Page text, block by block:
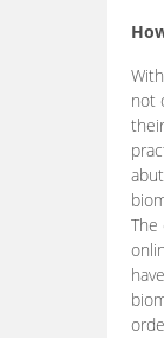
not
The